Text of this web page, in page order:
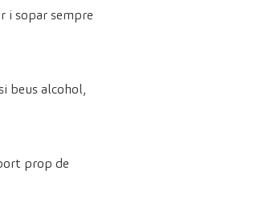
i sopar sempre
beus alcohol,
prop de